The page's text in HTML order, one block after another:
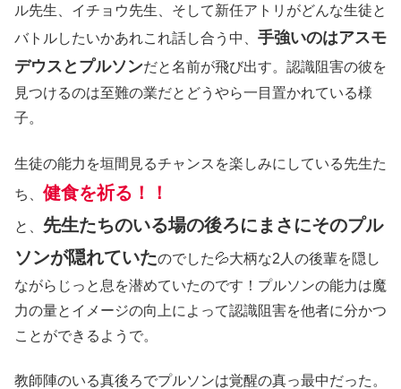
ル先生、イチョウ先生、そして新任アトリがどんな生徒と
バトルしたいかあれこれ話し合う中、 手強いのはアスモ
デウスとプルソンだと名前が飛び出す。認識阻害の彼を
見つけるのは至難の業だとどうやら一目置かれている様
子。
生徒の能力を垣間見るチャンスを楽しみにしている先生た
ち、 健食を祈る！！
と、 先生たちのいる場の後ろにまさにそのプル
ソンが隠れていたのでした💦大柄な2人の後輩を隠し
ながらじっと息を潜めていたのです！プルソンの能力は魔
力の量とイメージの向上によって認識阻害を他者に分かつ
ことができるようで。
教師陣のいる真後ろでプルソンは覚醒の真っ最中だった。